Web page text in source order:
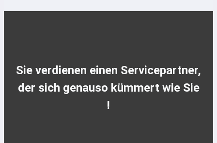
Sie verdienen einen Servicepartner,
der sich genauso kümmert wie Sie
!